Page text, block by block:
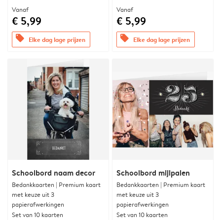
Vanaf
€ 5,99
offers Elke dag lage prijzen
Vanaf
€ 5,99
offers Elke dag lage prijzen
Schoolbord naam decor
Bedankkaarten | Premium kaart
met keuze uit 3
papierafwerkingen
Set van 10 kaarten
Schoolbord mijlpalen
Bedankkaarten | Premium kaart
met keuze uit 3
papierafwerkingen
Set van 10 kaarten